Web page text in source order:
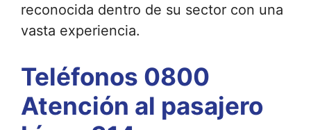
reconocida dentro de su sector con una
vasta experiencia.
Teléfonos 0800
Atención al pasajero